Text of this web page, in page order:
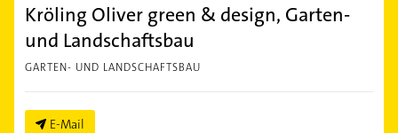
Kröling Oliver green & design, Garten-
und Landschaftsbau
GARTEN- UND LANDSCHAFTSBAU
E-Mail